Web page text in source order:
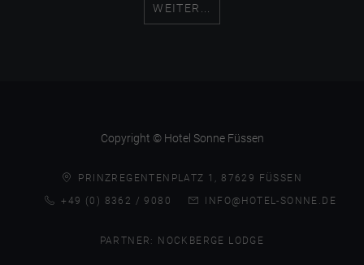
WEITER...
Copyright © Hotel Sonne Füssen
PRINZREGENTENPLATZ 1, 87629 FÜSSEN
+49 (0) 8362 / 9080
INFO@HOTEL-SONNE.DE
PARTNER: NOCKBERGE LODGE